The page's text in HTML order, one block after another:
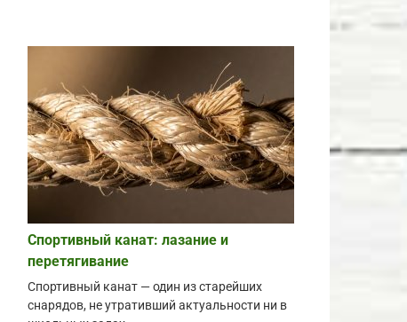
Спортивный канат: лазание и
перетягивание
Спортивный канат — один из старейших
снарядов, не утративший актуальности ни в